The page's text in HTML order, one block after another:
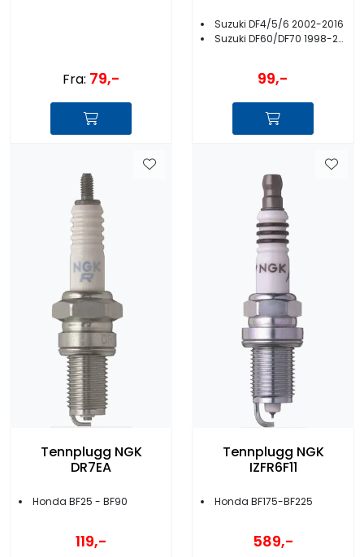
Fra: 79,-
Suzuki DF4/5/6 2002-2016
Suzuki DF60/DF70 1998-2009
99,-
Tennplugg NGK
DR7EA
Honda BF25 - BF90
119,-
Tennplugg NGK
IZFR6F11
Honda BF175-BF225
589,-